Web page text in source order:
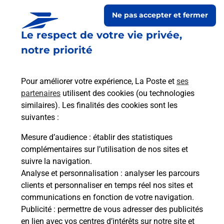
Le respect de votre vie privée,
notre priorité
Pour améliorer votre expérience, La Poste et ses
partenaires utilisent des cookies (ou technologies
similaires). Les finalités des cookies sont les
suivantes :
Mesure d’audience : établir des statistiques
complémentaires sur l’utilisation de nos sites et
suivre la navigation.
Analyse et personnalisation : analyser les parcours
clients et personnaliser en temps réel nos sites et
communications en fonction de votre navigation.
Publicité : permettre de vous adresser des publicités
en lien avec vos centres d’intérêts sur notre site et
Ne pas accepter et fermer
Prochaine collecte du courriersamedià 08h30
1 Route De L Ecole
24600 Siorac De Riberac
Itinéraire
Le lien s'ouvre dans un nouvel onglet